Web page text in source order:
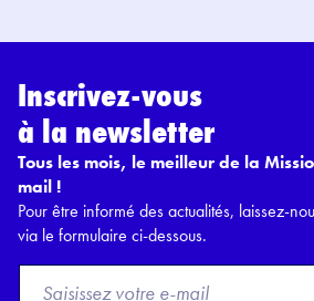
Inscrivez-vous
à la newsletter
Tous les mois, le meilleur de la
mail !
Pour être informé des actualités, laissez-
via le formulaire ci-dessous.